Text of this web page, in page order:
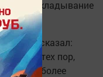
а его откладывание
Аллаха сказал:
до тех пор,
на более